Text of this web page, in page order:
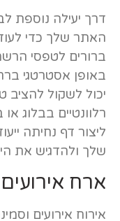
דרך יעילה נוספת
האתר שלך כדי
ברורים לטפסי
באופן אסטרטגי
יכול לשקול
רלוונטיים בבלוג
ליצור דף נחיתה
שלך ולהדגיש את
ארח אירועים
אירוח אירועים